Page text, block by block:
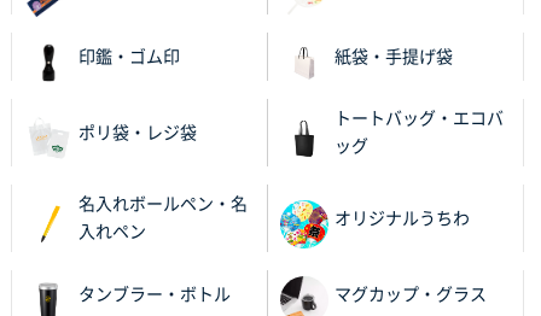
ワンポイント箔押し紙袋 M横サイズ(A4対応)100
価格と納期が希望に合ったから
神奈川県S社様
ワンポイント箔押し紙袋 M横サイズ(A4対応) 500
印鑑・ゴム印 紙袋・手提げ袋
ポリ袋・レジ袋
トートバッグ・エコバ
ッグ
名入れボールペン・名
入れペン
オリジナルうちわ
タンブラー・ボトル マグカップ・グラス